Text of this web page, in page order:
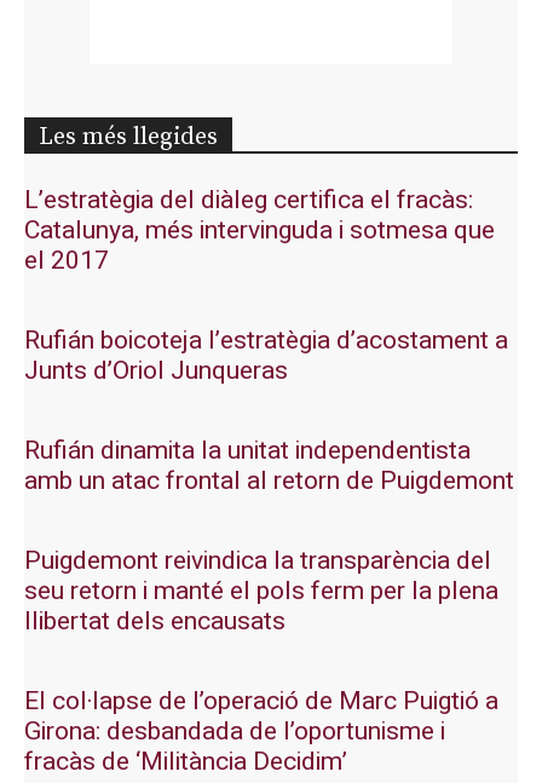
Les més llegides
L’estratègia del diàleg certifica el fracàs:
Catalunya, més intervinguda i sotmesa que
el 2017
Rufián boicoteja l’estratègia d’acostament a
Junts d’Oriol Junqueras
Rufián dinamita la unitat independentista
amb un atac frontal al retorn de Puigdemont
Puigdemont reivindica la transparència del
seu retorn i manté el pols ferm per la plena
llibertat dels encausats
El col·lapse de l’operació de Marc Puigtió a
Girona: desbandada de l’oportunisme i
fracàs de ‘Militància Decidim’